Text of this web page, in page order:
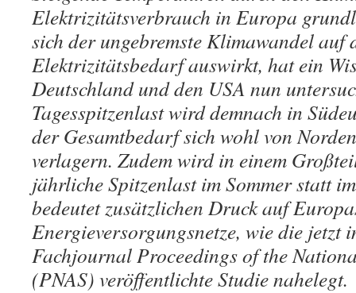
Elektrizitätsverbrauch in Europa
sich der ungebremste Klimawandel auf
Elektrizitätsbedarf auswirkt, hat ein
Deutschland und den USA nun
Tagesspitzenlast wird demnach in
der Gesamtbedarf sich wohl von
verlagern. Zudem wird in einem
jährliche Spitzenlast im Sommer statt
bedeutet zusätzlichen Druck auf
Energieversorgungsnetze, wie die jetzt
Fachjournal Proceedings of the
(PNAS) veröffentlichte Studie nahelegt.